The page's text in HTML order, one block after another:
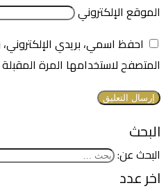
الموقع الإلكتروني
احفظ اسمي، بريدي
المتصفح لاستخدامها المرة
البحث
البحث عن:
اخر عدد